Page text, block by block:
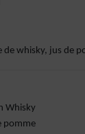
de whisky, jus de
Whisky
pomme